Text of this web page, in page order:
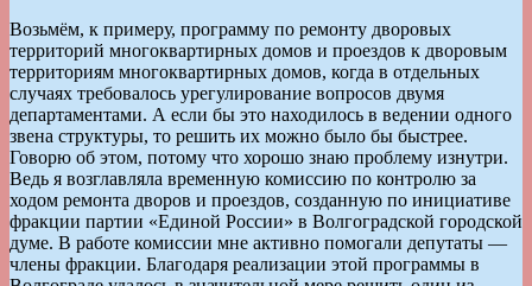
Возьмём, к примеру, программу по ремонту дворовых
территорий многоквартирных домов и проездов к дворовым
территориям многоквартирных домов, когда в отдельных
случаях требовалось урегулирование вопросов двумя
департаментами. А если бы это находилось в ведении одного
звена структуры, то решить их можно было бы быстрее.
Говорю об этом, потому что хорошо знаю проблему изнутри.
Ведь я возглавляла временную комиссию по контролю за
ходом ремонта дворов и проездов, созданную по инициативе
фракции партии «Единой России» в Волгоградской городской
думе. В работе комиссии мне активно помогали депутаты —
члены фракции. Благодаря реализации этой программы в